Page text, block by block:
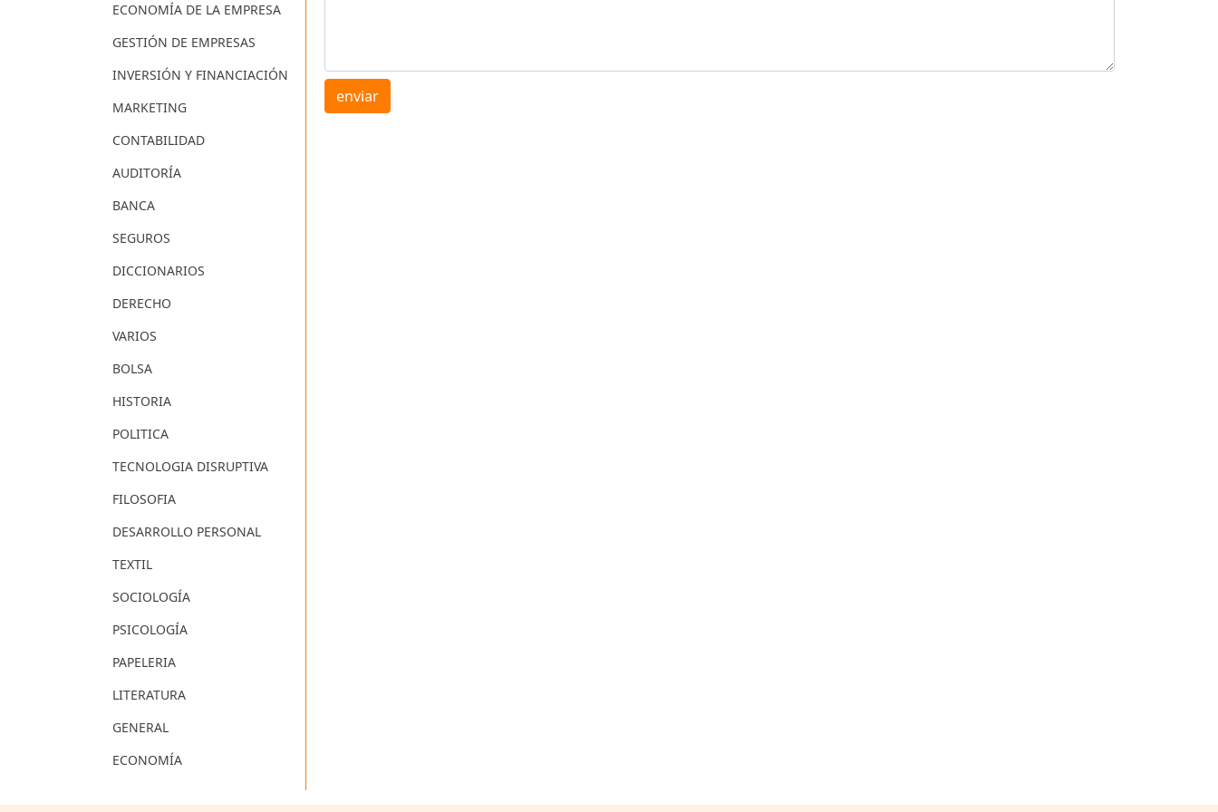
ECONOMÍA DE LA EMPRESA
GESTIÓN DE EMPRESAS
INVERSIÓN Y FINANCIACIÓN
MARKETING
CONTABILIDAD
AUDITORÍA
BANCA
SEGUROS
DICCIONARIOS
DERECHO
VARIOS
BOLSA
HISTORIA
POLITICA
TECNOLOGIA DISRUPTIVA
FILOSOFIA
DESARROLLO PERSONAL
TEXTIL
SOCIOLOGÍA
PSICOLOGÍA
PAPELERIA
LITERATURA
GENERAL
ECONOMÍA
enviar